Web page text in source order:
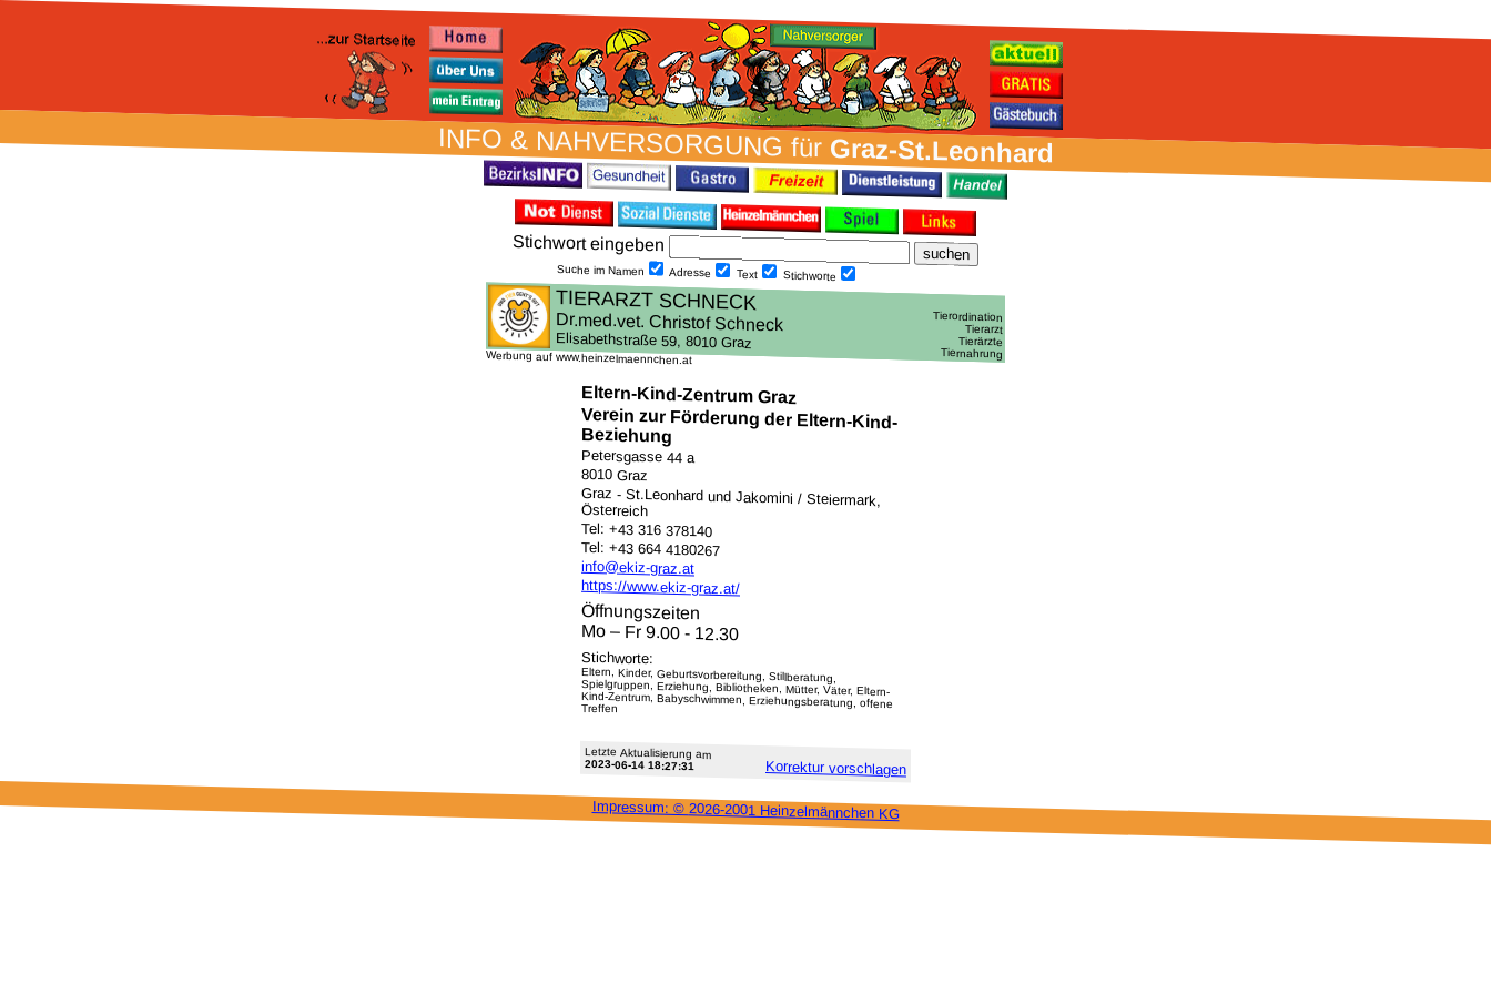
INFO & NAH­VER­SORG­UNG fürGraz-St.Leonhard
Stich­wort ein­geben
Suche im Namen Adresse Text Stich­worte
Werbung auf www.heinzelmaennchen.at
Eltern-Kind-Zentrum Graz
Verein zur Förderung der Eltern-Kind-
Beziehung
Petersgasse 44 a
8010 Graz
Graz - St.Leonhard und Jakomini / Steiermark,
Österreich
Tel: +43 316 378140
Tel: +43 664 4180267
info@ekiz-graz.at
https://www.ekiz-graz.at/
Öffnungszeiten
Mo – Fr 9.00 - 12.30
Stichworte:
Eltern, Kinder, Geburtsvorbereitung, Stillberatung,
Spielgruppen, Erziehung, Bibliotheken, Mütter, Väter, Eltern-
Kind-Zentrum, Babyschwimmen, Erziehungsberatung, offene
Treffen
Letzte Aktu­alisie­rung am
2023-06-14 18:27:31 Korrektur vor­schlagen
Impressum: © 2026-2001 Heinzel­männchen KG